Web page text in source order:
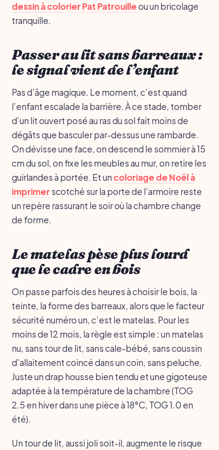
dessin à colorier Pat Patrouilleou un bricolage
tranquille.
Passer au lit sans barreaux :
le signal vient de l’enfant
Pas d’âge magique. Le moment, c’est quand
l’enfant escalade la barrière. À ce stade, tomber
d’un lit ouvert posé au ras du sol fait moins de
dégâts que basculer par-dessus une rambarde.
On dévisse une face, on descend le sommier à 15
cm du sol, on fixe les meubles au mur, on retire les
guirlandes à portée. Et un coloriage de Noël à
imprimerscotché sur la porte de l’armoire reste
un repère rassurant le soir où la chambre change
de forme.
Le matelas pèse plus lourd
que le cadre en bois
On passe parfois des heures à choisir le bois, la
teinte, la forme des barreaux, alors que le facteur
sécurité numéro un, c’est le matelas. Pour les
moins de 12 mois, la règle est simple : un matelas
nu, sans tour de lit, sans cale-bébé, sans coussin
d’allaitement coincé dans un coin, sans peluche.
Juste un drap housse bien tendu et une gigoteuse
adaptée à la température de la chambre (TOG
2.5 en hiver dans une pièce à 18°C, TOG 1.0 en
été).
Un tour de lit, aussi joli soit-il, augmente le risque